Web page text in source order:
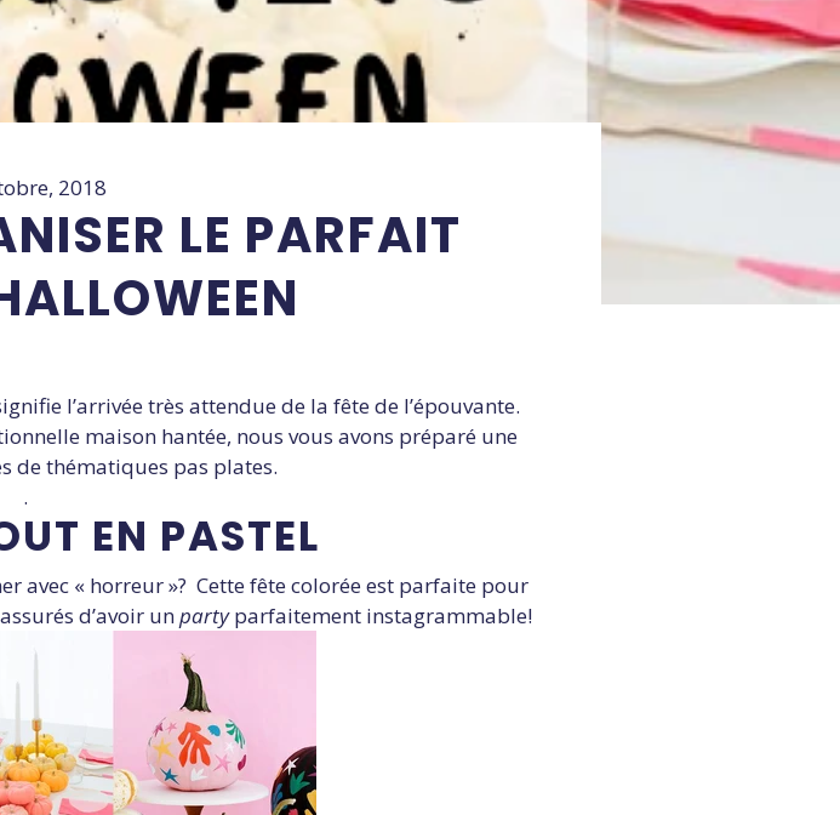
2018
LE PARFAIT
l’arrivée très attendue de la fête de l’épouvante.
maison hantée, nous vous avons préparé une
de thématiques pas plates.
.
EN PASTEL
avec « horreur »? Cette fête colorée est parfaite pour
d’avoir unpartyparfaitement instagrammable!